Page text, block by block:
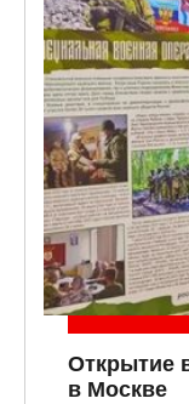
Открытие
в Москве